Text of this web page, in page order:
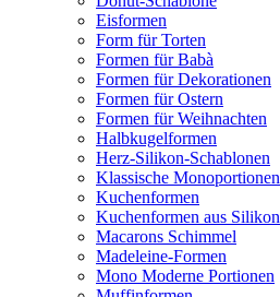
Eisformen
Form für Torten
Formen für Babà
Formen für Dekorationen
Formen für Ostern
Formen für Weihnachten
Halbkugelformen
Herz-Silikon-Schablonen
Klassische Monoportionen
Kuchenformen
Kuchenformen aus Silikon
Macarons Schimmel
Madeleine-Formen
Mono Moderne Portionen